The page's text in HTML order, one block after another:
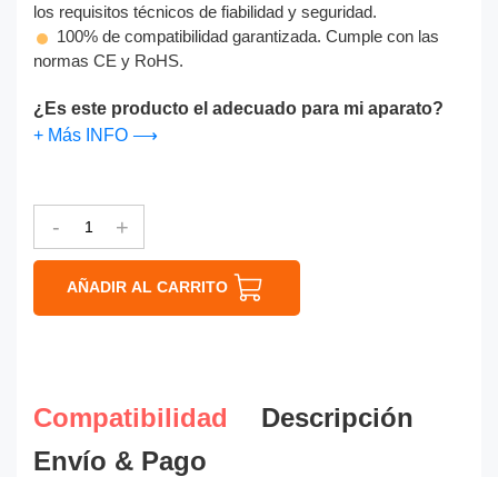
los requisitos técnicos de fiabilidad y seguridad.
100% de compatibilidad garantizada. Cumple con las
normas CE y RoHS.
¿Es este producto el adecuado para mi aparato?
+ Más INFO ⟶
- +
AÑADIR AL CARRITO
Compatibilidad
Descripción
Envío & Pago